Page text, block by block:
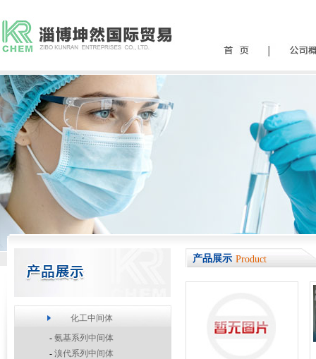
化工中间体
- 氨基系列中间体
- 溴代系列中间体
产品展示 Product